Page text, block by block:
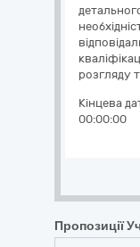
розгляду
Кінцева
00:00:00
Пропозиції